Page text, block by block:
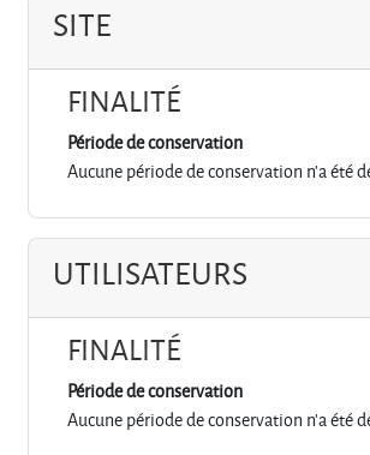
SITE
FINALITÉ
Période de conservation
Aucune période de conservation n'a été
UTILISATEURS
FINALITÉ
Période de conservation
Aucune période de conservation n'a été